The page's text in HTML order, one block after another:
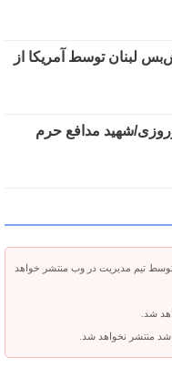
لبنان توسط آمریکا از
شهید مدافع حرم
تیم مدیریت در وب منتشر خواهد
شد.
منتشر نخواهد شد.